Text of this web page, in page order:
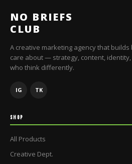
NO BRIEFS
CLUB
A creative marketing agency that
care about — strategy, content,
who think differently.
IG TK
SHOP
All Products
Creative Dept.